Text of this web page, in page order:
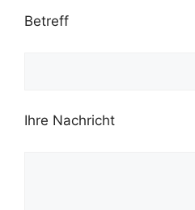
Betreff
Ihre Nachricht